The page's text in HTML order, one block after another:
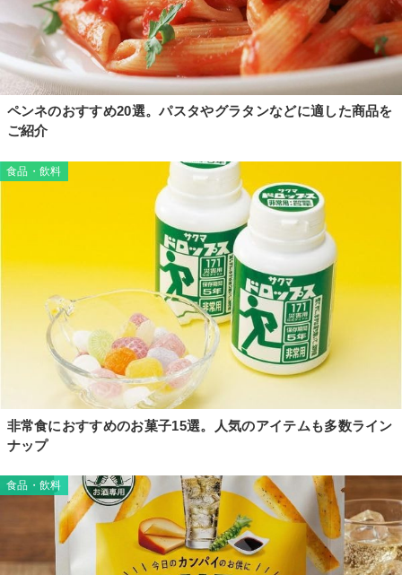
ペンネのおすすめ20選。パスタやグラタンなどに適した商品を
ご紹介
食品・飲料
非常食におすすめのお菓子15選。人気のアイテムも多数ライン
ナップ
食品・飲料